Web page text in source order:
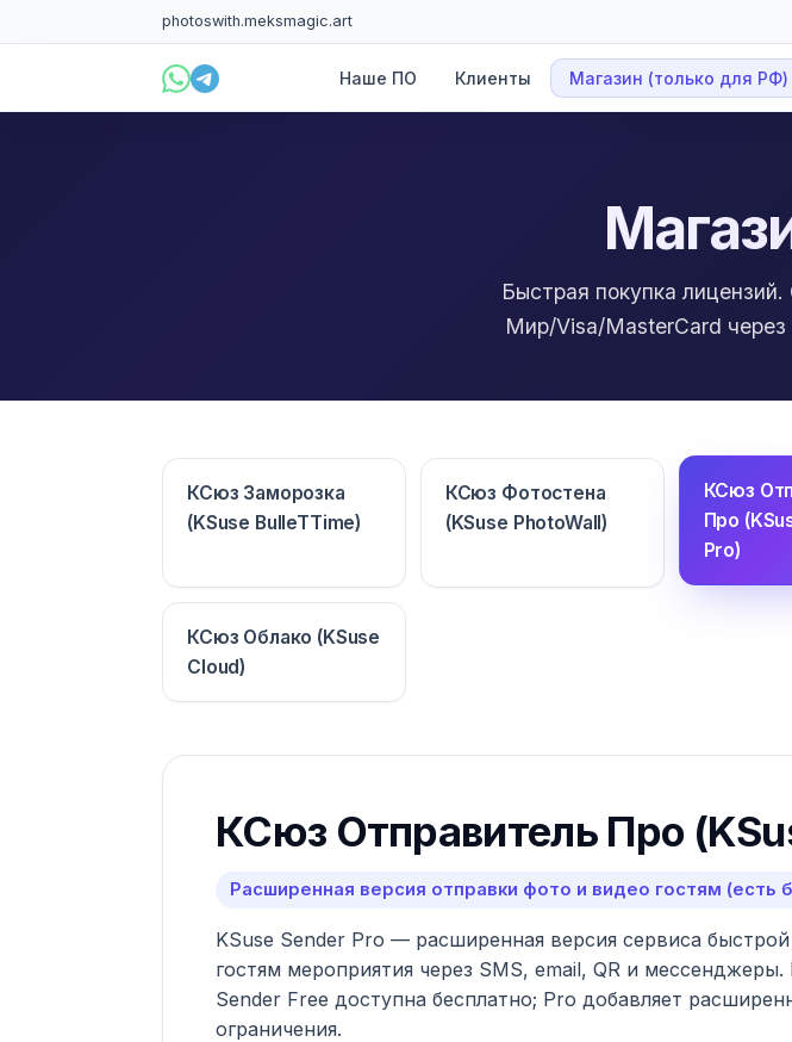
photoswith.meksmagic.art
Наше ПО Клиенты Магазин (только для РФ)
Быстрая покупка
Мир/Visa/MasterCard
КСюз Заморозка
(KSuse BulleTTime)
КСюз Фотостена
(KSuse PhotoWall)
КСюз
Про
Pro)
КСюз Облако (KSuse
Cloud)
КСюз Отправитель Про
Расширенная версия отправки фото и видео гостям (есть
KSuse Sender Pro — расширенная версия сервиса
гостям мероприятия через SMS, email, QR и мессенджеры.
Sender Free доступна бесплатно; Pro добавляет
ограничения.